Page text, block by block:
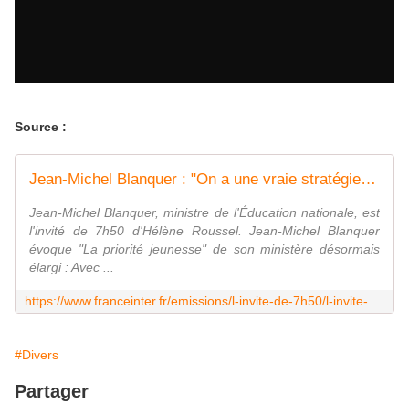
Source :
Jean-Michel Blanquer : "On a une vraie stratégie pour la jeunesse"
Jean-Michel Blanquer, ministre de l'Éducation nationale, est
l'invité de 7h50 d'Hélène Roussel. Jean-Michel Blanquer
évoque "La priorité jeunesse" de son ministère désormais
élargi : Avec ...
#Divers
Partager